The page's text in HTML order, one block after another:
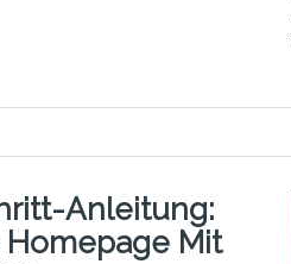
Anleitung:
Mit